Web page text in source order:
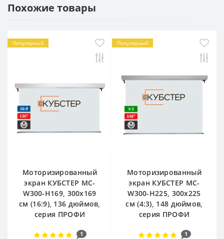
Похожие товары
Популярный
Моторизированный
экран КУБСТЕР MC-
W300-H169, 300х169
см (16:9), 136 дюймов,
серия ПРОФИ
1
Популярный
Моторизированный
экран КУБСТЕР MC-
W300-H225, 300х225
см (4:3), 148 дюймов,
серия ПРОФИ
1